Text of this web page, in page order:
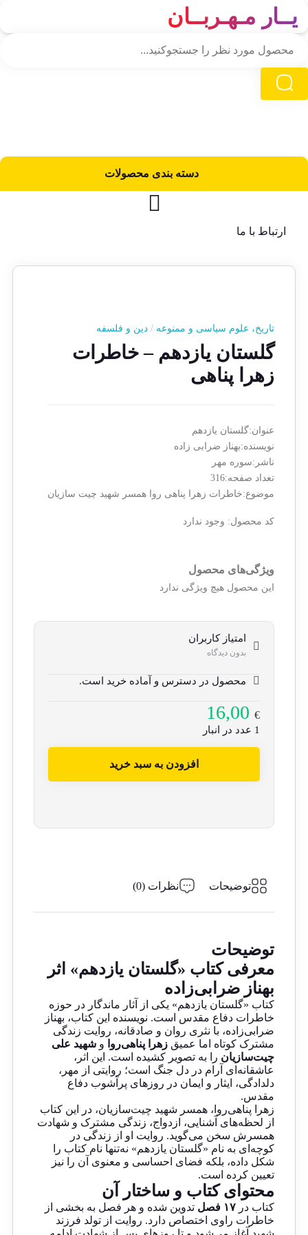
یــار مـهـربــان
دسته‌ بندی محصولات
ارتباط با ما
تاریخ، علوم سیاسی و ممنوعه / دین و فلسفه
گلستان یازدهم – خاطرات
زهرا پناهی
عنوان:گلستان یازدهم
نویسنده:بهناز ضرابی زاده
ناشر:سوره مهر
تعداد صفحه:316
موضوع:خاطرات زهرا پناهی روا همسر شهید چیت سازیان
کد محصول: وجود ندارد
ویژگی‌های محصول
این محصول هیچ ویژگی ندارد
امتیاز کاربران
بدون دیدگاه
محصول در دسترس و آماده خرید است.
16,00€
1 عدد در انبار
افزودن به سبد خرید
توضیحات نظرات (0)
توضیحات
معرفی کتاب «گلستان یازدهم» اثر
بهناز ضرابی‌زاده
کتاب «گلستان یازدهم» یکی از آثار ماندگار در حوزه
خاطرات دفاع مقدس است. نویسنده این کتاب، بهناز
ضرابی‌زاده، با نثری روان و صادقانه، روایت زندگی
مشترک کوتاه اما عمیق زهرا پناهی‌روا و شهید علی
چیت‌سازیان را به تصویر کشیده است. این اثر،
عاشقانه‌ای آرام در دل جنگ است؛ روایتی از مهر،
دلدادگی، ایثار و ایمان در روزهای پرآشوب دفاع
مقدس.
زهرا پناهی‌روا، همسر شهید چیت‌سازیان، در این کتاب
از لحظه‌های آشنایی، ازدواج، زندگی مشترک و شهادت
همسرش سخن می‌گوید. روایت او از زندگی در
کوچه‌ای به نام «گلستان یازدهم» نه‌تنها نام کتاب را
شکل داده، بلکه فضای احساسی و معنوی آن را نیز
تعیین کرده است.
محتوای کتاب و ساختار آن
کتاب در ۱۷ فصل
تدوین شده و هر فصل به بخشی از
خاطرات راوی اختصاص دارد. روایت از تولد فرزند